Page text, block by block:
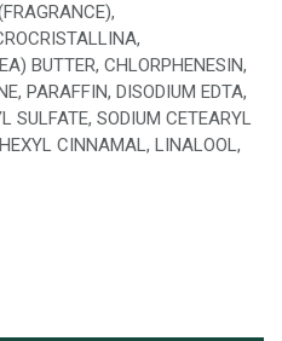
BUTTER, CHLORPHENESIN,
PARAFFIN, DISODIUM EDTA,
SULFATE, SODIUM CETEARYL
CINNAMAL, LINALOOL,